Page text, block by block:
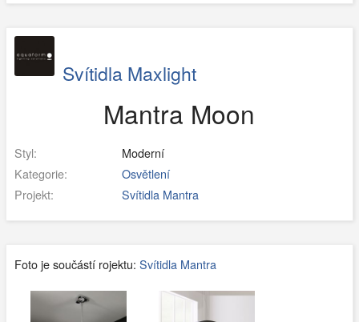
Svítidla Maxlight
Mantra Moon
Styl:
Moderní
Kategorie:
Osvětlení
Projekt:
Svítidla Mantra
Foto je součástí rojektu: Svítidla Mantra